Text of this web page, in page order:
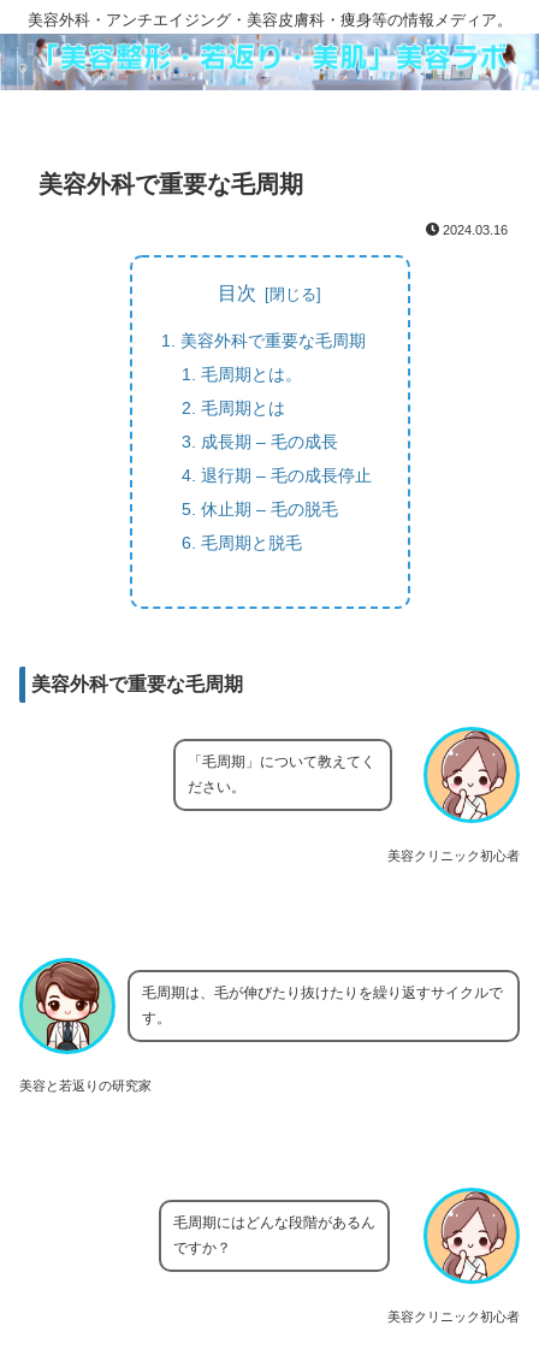
美容外科・アンチエイジング・美容皮膚科・痩身等の情報メディア。
美容外科で重要な毛周期
2024.03.16
目次
美容外科で重要な毛周期
毛周期とは。
毛周期とは
成長期 – 毛の成長
退行期 – 毛の成長停止
休止期 – 毛の脱毛
毛周期と脱毛
美容外科で重要な毛周期
美容クリニック初心者
「毛周期」について教えてく
ださい。
美容と若返りの研究家
毛周期は、毛が伸びたり抜けたりを繰り返すサイクルで
す。
美容クリニック初心者
毛周期にはどんな段階があるん
ですか？